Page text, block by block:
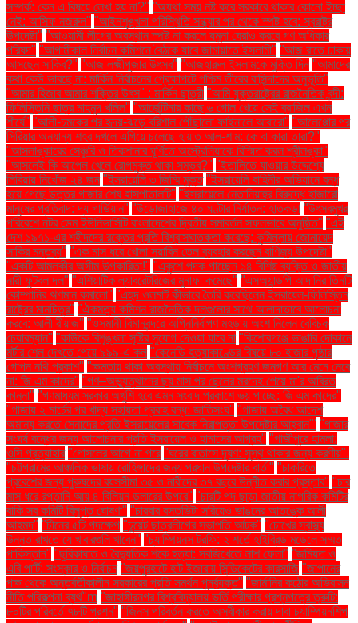
সম্পর্ক: কেন এ বিষয়ে লেখা হয় না?" "অযথা সময় নষ্ট করে সরকারে থাকার কোনো ইচ্ছা
নেই: আসিফ নজরুল" "আইনশৃঙ্খলা পরিস্থিতি সন্ধ্যার পর থেকে স্পষ্ট হবে: স্বরাষ্ট্র
উপদেষ্টা" "আওয়ামী লীগের অবস্থান স্পষ্ট না করলে যমুনা ঘেরাও করবে গণ অধিকার
পরিষদ" "আগামীকাল নির্বাচন কমিশনে বৈঠকে যাবে জামায়াতে ইসলামী" "আজ রাতে ঢাকায়
আসছেন সাকিব?" "আজ লক্ষ্মীপূজার উৎসব" "আজহারুল ইসলামকে মুক্তি দিন "আমাদের
কথা কেউ ভাবছে না: মার্কিন নির্বাচনের প্রেক্ষাপটে পশ্চিম তীরের বাসিন্দাদের অনুভূতি"
"আমার হিজাব আমার শক্তির উৎস" : মার্কিন ছাত্রী "আমি যুক্তরাষ্ট্রের রাজনৈতিক বন্দী:
ফিলিস্তিনি ছাত্র মাহমুদ খলিল" "আর্জেন্টিনার কাছে ৬ গোল খেয়ে সেই ব্রাজিল এখন
শীর্ষে" "আলী-চমকের পর হৃদয়-ঝড়ে বরিশাল পৌঁছালো ফাইনালে আবারো" "আলেপ্পোর পর
সিরিয়ার অন্যান্য শহর দখলে এগিয়ে চলেছে হায়াত আল-শাম: কে বা কারা তারা?"
"আসলাঙ্কারের সেঞ্চুরি ও তিকশানার ঘূর্ণিতে অস্ট্রেলিয়াকে বিস্মিত করল শ্রীলঙ্কা"
"আসলেই কি আপেল খেলে রোগমুক্ত থাকা সম্ভব?" "ইতালিতে যাওয়ার উদ্দেশ্যে
লিবিয়ায় নিখোঁজ ২৪ জন "ইসরায়েলি ৩ জিম্মি মুক্ত "ইসরায়েলি বাহিনীর অভিযানে বন্ধ
হয়ে গেছে উত্তর গাজার শেষ হাসপাতালটি" "ইসরায়েলে নেতানিয়াহুর বিরুদ্ধে হাজারো
মানুষের প্রতিবাদ: দ্য গার্ডিয়ান" "উড়োজাহাজে ৪০ ঘণ্টার নির্যাতন: হাতকড়া "উৎসবমুখর
পরিবেশে নটর ডেম ইউনিভার্সিটি বাংলাদেশের দ্বিতীয় সমাবর্তন সফলভাবে অনুষ্ঠিত" "এই
দেশ ১৯৭১-এর শহীদদের রক্তের প্রতি বিশ্বাসঘাতকতা করেছে: কুমিল্লায় জোনায়েদ
সাকির মন্তব্য" "এক মাস ধরে খোলা সয়াবিন তেল ব্যবহার করছেন বাণিজ্য উপদেষ্টা"
"একটি আমলকীর অসীম উপকারিতা!" "একুশে পদক পাচ্ছেন ১৪ বিশিষ্ট ব্যক্তি ও জাতীয়
নারী ফুটবল দল" "এশিয়াটিক ল্যাবরেটরিজের মুনাফা কমেছে" "এসঅ্যান্ডপি আদানির তিনটি
কোম্পানির ঋণমান কমালো" "এহুদ ওলমার্ট কীভাবে তৈরি করেছিলেন ইসরায়েল-ফিলিস্তিন
রাষ্ট্রের মানচিত্র" "ঐকমত্য কমিশন রাজনৈতিক দলগুলোর সাথে আলাদাভাবে আলোচনা
করবে: আলী রীয়াজ" "ওসমানী বিমানবন্দরে অগ্নিনির্বাপণ মহড়ায় অংশ নিলেন বেবিচক
চেয়ারম্যান" "কাউকে বিশৃঙ্খলা সৃষ্টির সুযোগ দেওয়া যাবে না "কিশোরগঞ্জে ভাঙারি দোকানে
মর্টার শেল দেখতে পেয়ে ৯৯৯-এ কল "কেনেডি হত্যাকাণ্ডের বিষয়ে ৮০ হাজার পৃষ্ঠার
গোপন নথি প্রকাশ" "ক্ষমতায় থাকা অবস্থায় নির্বাচনে অংশগ্রহণ জনগণ আর মেনে নেবে
না: জি এম কাদের" "গণ–অভ্যুত্থানের ছয় মাস পর ছেলের মরদেহ পেয়ে মা'র অবিরত
কান্না" "গণমাধ্যম সরকার অখুশি হবে এমন সংবাদ প্রকাশে ভয় পাচ্ছে: জি এম কাদের"
"গাজায় ২ মার্চের পর খাদ্য সহায়তা প্রবাহ বন্ধ: জাতিসংঘ" "গাজায় অবৈধ আদেশ
অমান্য করতে সেনাদের প্রতি ইসরায়েলের সাবেক নিরাপত্তা উপদেষ্টার আহ্বান"' "গাজার
সংঘর্ষ বন্ধের জন্য আলোচনার প্রতি ইসরায়েল ও হামাসের আগ্রহ" "গাজীপুরে হামলা:
ওসি প্রত্যাহার "গোসলের আগে না পরে "ঘরের বাতাসে দূষণ: সুস্থ থাকার জন্য করণীয়".
"চট্টগ্রামের আঞ্চলিক ভাষায় রোহিঙ্গাদের জন্য প্রধান উপদেষ্টার বার্তা" "চাকরিতে
প্রবেশের জন্য পুরুষদের বয়সসীমা ৩৫ ও নারীদের ৩৭ বছরে উন্নীত করার প্রস্তাব" "চার
মাস ধরে রপ্তানি আয় ৪ বিলিয়ন ডলারের উপরে" "চারটি পদ ছাড়া জাতীয় নাগরিক কমিটির
বাকি সব কমিটি বিলুপ্ত ঘোষণা" "চারবার বসতভিটা সরিয়েও ভাঙনের আতঙ্কে আলী
আহমদ" "চীনের ৫টি পদক্ষেপ "চুয়েট ছাত্রলীগের সভাপতি আটক" "চোখের স্বাস্থ্য
উন্নত রাখতে যে খাবারগুলি খাবেন" "চ্যাম্পিয়নস ট্রফি: ২ শর্তে হাইব্রিড মডেলে সম্মত
পাকিস্তান" "ছুরিকাঘাত ও বৈদ্যুতিক শকে হত্যা: সবজিখেতে লাশ ফেলা" "জমিয়ত ও
এবি পার্টি: সংস্কার ও নির্বাচন "জয়পুরহাটে হাট ইজারায় সিন্ডিকেটের কারসাজি "জাপানের
পক্ষ থেকে অন্তর্বর্তীকালীন সরকারের প্রতি সমর্থন পুনর্ব্যক্ত" "জার্মানির কঠোর অভিবাসন
নীতি পরিকল্পনা ব্যর্থ"m "জাহাঙ্গীরনগর বিশ্ববিদ্যালয় ভর্তি পরীক্ষার প্রশ্নপত্রে ত্রুটি:
৮০টির পরিবর্তে ৭৮টি প্রশ্ন" "জিনস পরিবর্তন করতে অস্বীকার করায় দাবা চ্যাম্পিয়নশিপ